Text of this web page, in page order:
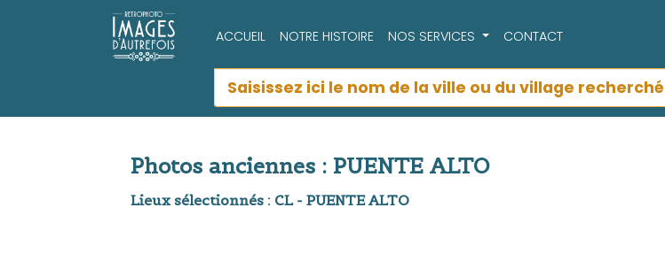
ACCUEIL NOTRE HISTOIRE NOS SERVICES CONTACT
Photos anciennes : PUENTE ALTO
Lieux sélectionnés : CL - PUENTE ALTO